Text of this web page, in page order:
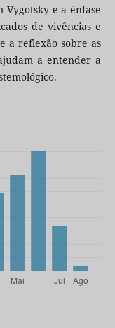
Vygotsky e a ênfase
de vivências e
a reflexão sobre as
a entender a